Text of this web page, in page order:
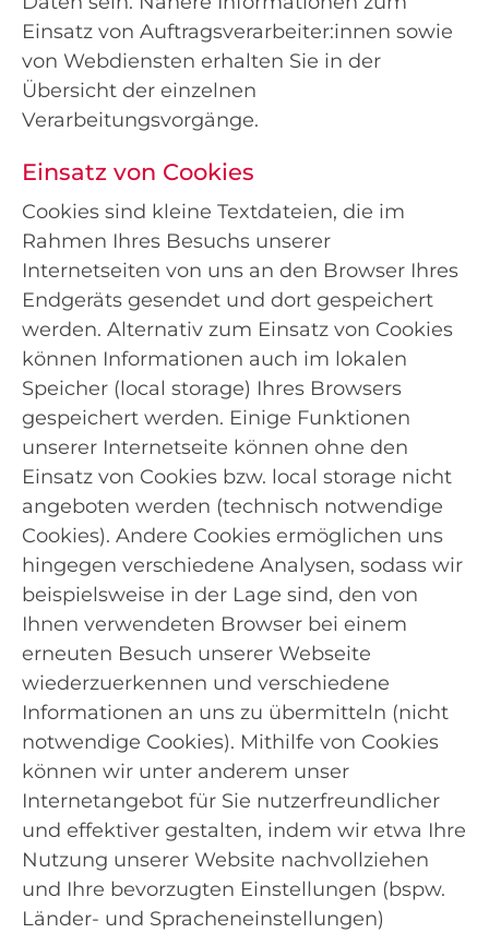
Einsatz von Auftragsverarbeiter:innen sowie
von Webdiensten erhalten Sie in der
Übersicht der einzelnen
Verarbeitungsvorgänge.
Einsatz von Cookies
Cookies sind kleine Textdateien, die im
Rahmen Ihres Besuchs unserer
Internetseiten von uns an den Browser Ihres
Endgeräts gesendet und dort gespeichert
werden. Alternativ zum Einsatz von Cookies
können Informationen auch im lokalen
Speicher (local storage) Ihres Browsers
gespeichert werden. Einige Funktionen
unserer Internetseite können ohne den
Einsatz von Cookies bzw. local storage nicht
angeboten werden (technisch notwendige
Cookies). Andere Cookies ermöglichen uns
hingegen verschiedene Analysen, sodass wir
beispielsweise in der Lage sind, den von
Ihnen verwendeten Browser bei einem
erneuten Besuch unserer Webseite
wiederzuerkennen und verschiedene
Informationen an uns zu übermitteln (nicht
notwendige Cookies). Mithilfe von Cookies
können wir unter anderem unser
Internetangebot für Sie nutzerfreundlicher
und effektiver gestalten, indem wir etwa Ihre
Nutzung unserer Website nachvollziehen
und Ihre bevorzugten Einstellungen (bspw.
Länder- und Spracheneinstellungen)